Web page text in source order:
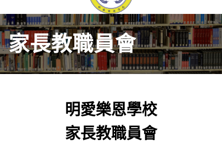
家長教職員會
明愛樂恩學校
家長教職員會